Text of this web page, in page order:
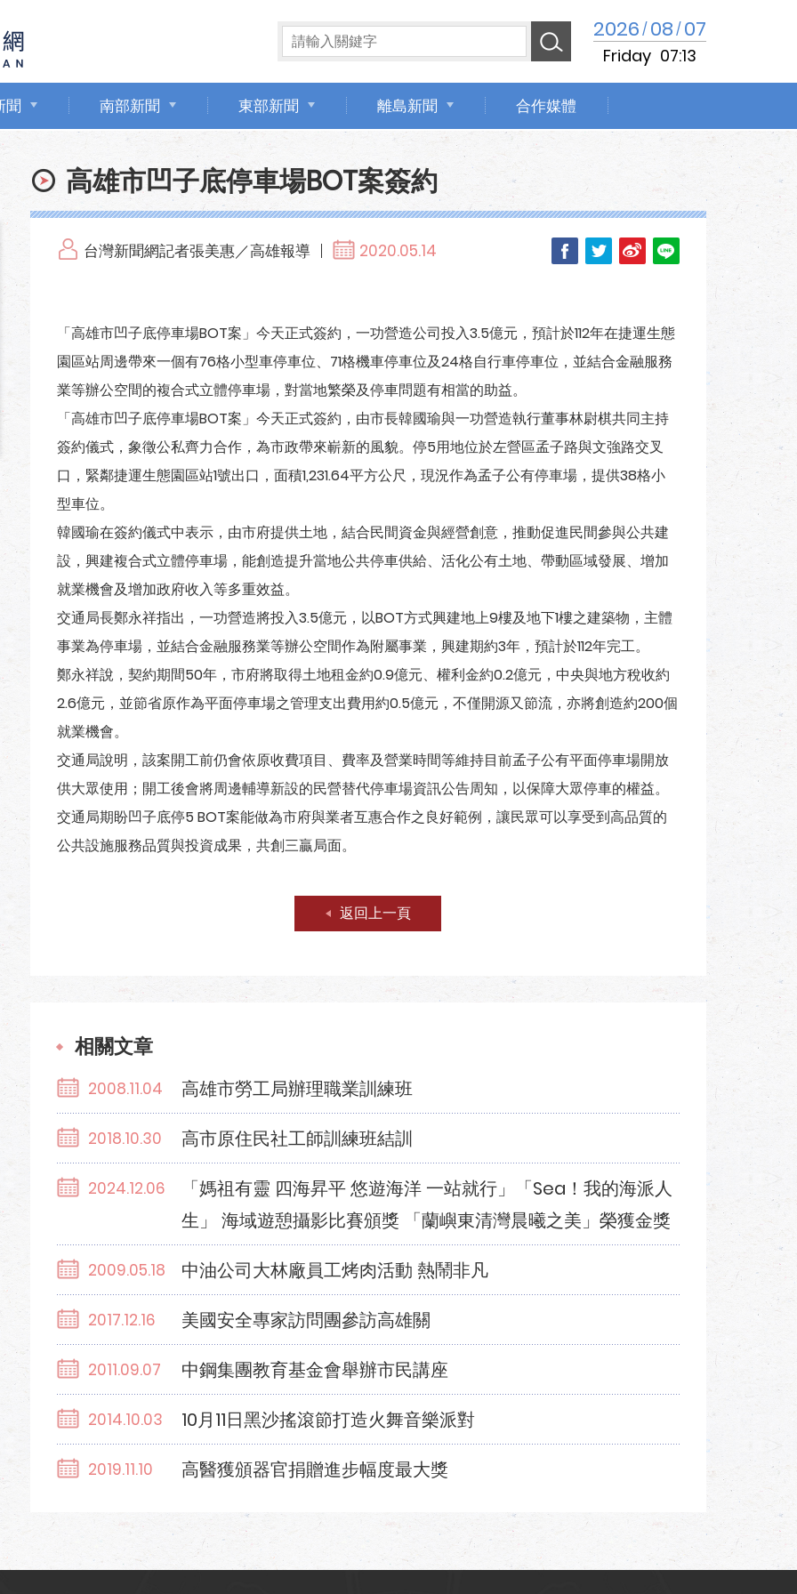
2026/08/07
Friday 07:13
聞 南部新聞 東部新聞 離島新聞 合作媒體
高雄市凹子底停車場BOT案簽約
台灣新聞網記者張美惠／高雄報導 2020.05.14
「高雄市凹子底停車場BOT案」今天正式簽約，一功營造公司投入3.5億元，預計於112年在捷運生態
園區站周邊帶來一個有76格小型車停車位、71格機車停車位及24格自行車停車位，並結合金融服務
業等辦公空間的複合式立體停車場，對當地繁榮及停車問題有相當的助益。
「高雄市凹子底停車場BOT案」今天正式簽約，由市長韓國瑜與一功營造執行董事林尉棋共同主持
簽約儀式，象徵公私齊力合作，為市政帶來嶄新的風貌。停5用地位於左營區孟子路與文強路交叉
口，緊鄰捷運生態園區站1號出口，面積1,231.64平方公尺，現況作為孟子公有停車場，提供38格小
型車位。
韓國瑜在簽約儀式中表示，由市府提供土地，結合民間資金與經營創意，推動促進民間參與公共建
設，興建複合式立體停車場，能創造提升當地公共停車供給、活化公有土地、帶動區域發展、增加
就業機會及增加政府收入等多重效益。
交通局長鄭永祥指出，一功營造將投入3.5億元，以BOT方式興建地上9樓及地下1樓之建築物，主體
事業為停車場，並結合金融服務業等辦公空間作為附屬事業，興建期約3年，預計於112年完工。
鄭永祥說，契約期間50年，市府將取得土地租金約0.9億元、權利金約0.2億元，中央與地方稅收約
2.6億元，並節省原作為平面停車場之管理支出費用約0.5億元，不僅開源又節流，亦將創造約200個
就業機會。
交通局說明，該案開工前仍會依原收費項目、費率及營業時間等維持目前孟子公有平面停車場開放
供大眾使用；開工後會將周邊輔導新設的民營替代停車場資訊公告周知，以保障大眾停車的權益。
交通局期盼凹子底停5 BOT案能做為市府與業者互惠合作之良好範例，讓民眾可以享受到高品質的
公共設施服務品質與投資成果，共創三贏局面。
返回上一頁
相關文章
2008.11.04 高雄市勞工局辦理職業訓練班
2018.10.30 高市原住民社工師訓練班結訓
2024.12.06
「媽祖有靈 四海昇平 悠遊海洋 一站就行」「Sea！我的海派人
生」 海域遊憩攝影比賽頒獎 「蘭嶼東清灣晨曦之美」榮獲金獎
2009.05.18 中油公司大林廠員工烤肉活動 熱鬧非凡
2017.12.16 美國安全專家訪問團參訪高雄關
2011.09.07 中鋼集團教育基金會舉辦市民講座
2014.10.03 10月11日黑沙搖滾節打造火舞音樂派對
2019.11.10 高醫獲頒器官捐贈進步幅度最大獎